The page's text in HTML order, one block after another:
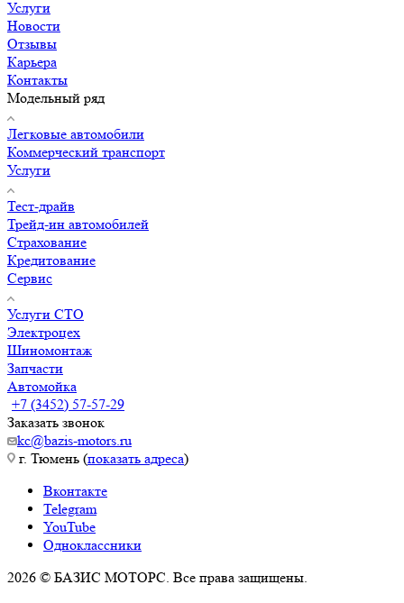
Услуги
Новости
Отзывы
Карьера
Контакты
Модельный ряд
Легковые автомобили
Коммерческий транспорт
Услуги
Тест-драйв
Трейд-ин автомобилей
Страхование
Кредитование
Сервис
Услуги СТО
Электроцех
Шиномонтаж
Запчасти
Автомойка
+7 (3452) 57-57-29
Заказать звонок
kc@bazis-motors.ru
г. Тюмень (показать адреса)
Вконтакте
Telegram
YouTube
Одноклассники
2026 © БАЗИС МОТОРС. Все права защищены.